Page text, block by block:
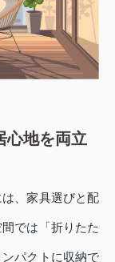
心地を両立
、家具選びと配
では「折りたた
パクトに収納で